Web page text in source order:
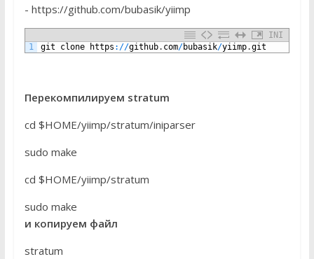
- https://github.com/bubasik/yiimp
INI
1
git clone https : //github. com/bubasik/yiimp.git
Перекомпилируем stratum
cd $HOME/yiimp/stratum/iniparser
sudo make
cd $HOME/yiimp/stratum
sudo make
и копируем файл
stratum